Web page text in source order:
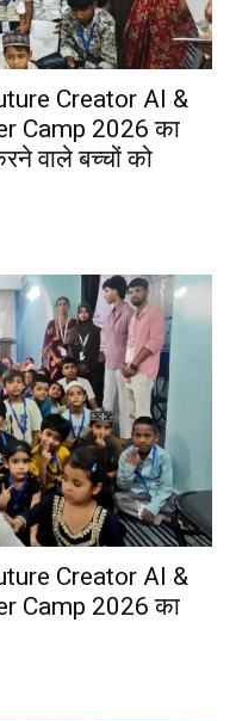
Creator AI &
Camp 2026 का
वाले बच्चों को
Creator AI &
Camp 2026 का